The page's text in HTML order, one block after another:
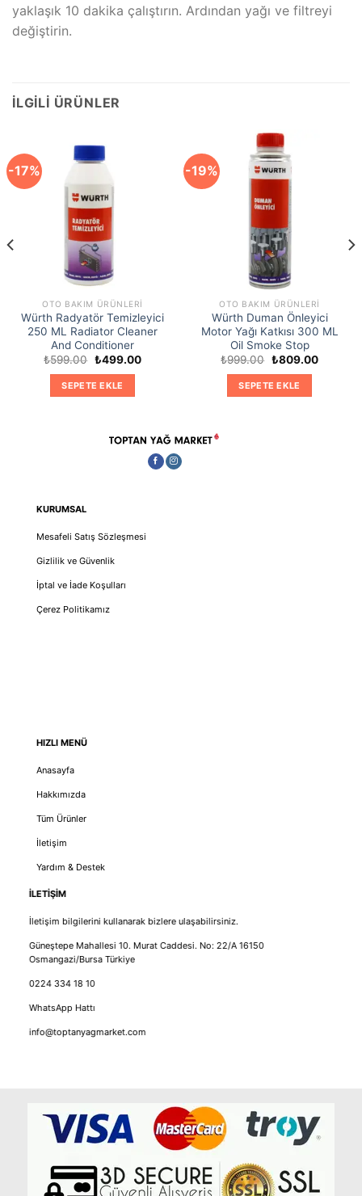
yaklaşık 10 dakika çalıştırın. Ardından yağı ve filtreyi
değiştirin.
İLGILI ÜRÜNLER
-17%
OTO BAKIM ÜRÜNLERI
Würth Radyatör Temizleyici
250 ML Radiator Cleaner
And Conditioner
₺599.00 Orijinal
₺599.00.
₺499.00Şu
SEPETE EKLE
-19%
OTO BAKIM ÜRÜNLERI
Würth Duman Önleyici
Motor Yağı Katkısı 300 ML
Oil Smoke Stop
₺999.00 Orijinal
₺999.00.
₺809.00Şu
SEPETE EKLE
KURUMSAL
Mesafeli Satış Sözleşmesi
Gizlilik ve Güvenlik
İptal ve İade Koşulları
Çerez Politikamız
HIZLI MENÜ
Anasayfa
Hakkımızda
Tüm Ürünler
İletişim
Yardım & Destek
İLETİŞİM
İletişim bilgilerini kullanarak bizlere ulaşabilirsiniz.
Güneştepe Mahallesi 10. Murat Caddesi. No: 22/A 16150
Osmangazi/Bursa Türkiye
0224 334 18 10
WhatsApp Hattı
info@toptanyagmarket.com